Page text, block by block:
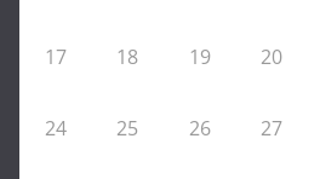
17 18 19 20
24 25 26 27